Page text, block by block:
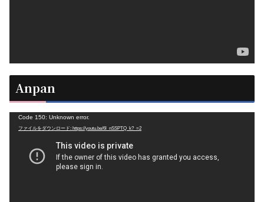
Anpan
Code 150: Unknown error.
ファイルをダウンロード: https://youtu.be/6l_nSSPTQ_k?_=2